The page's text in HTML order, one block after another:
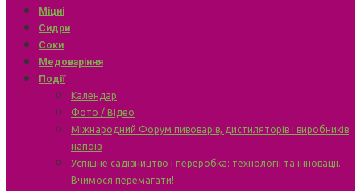
Міцні
Сидри
Соки
Медоваріння
Події
Календар
Фото / Відео
Міжнародний Форум пивоварів, дистиляторів і виробників
напоїв
Успішне садівництво і переробка: технології та інновації.
Вчимося перемагати!